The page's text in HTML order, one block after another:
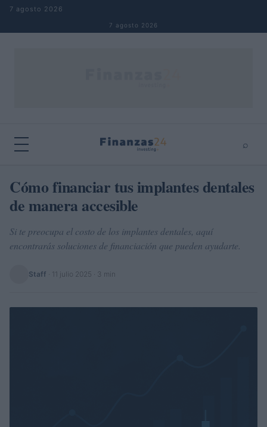
Saltar al contenido
7 agosto 2026
7 agosto 2026
⌕
Buscar ⌕ ×
Cómo financiar tus implantes dentales
de manera accesible
Si te preocupa el costo de los implantes dentales, aquí
encontrarás soluciones de financiación que pueden ayudarte.
Staff 11 julio 2025 · 3 min